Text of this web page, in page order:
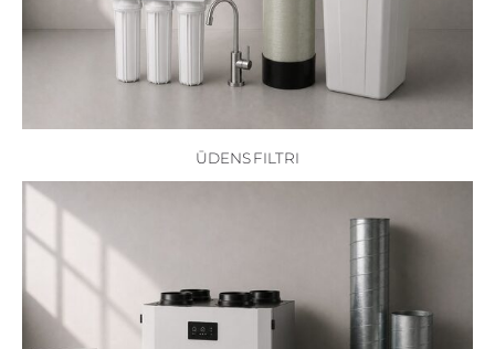
ŪDENS FILTRI